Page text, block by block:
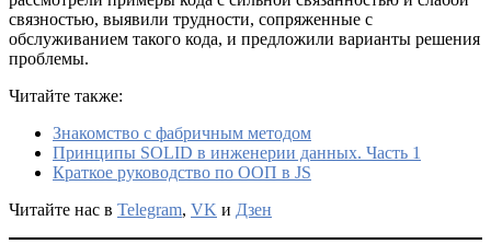
связностью, выявили трудности, сопряженные с
обслуживанием такого кода, и предложили варианты решения
проблемы.
Читайте также:
Знакомство с фабричным методом
Принципы SOLID в инженерии данных. Часть 1
Краткое руководство по ООП в JS
Читайте нас в Telegram, VK и Дзен